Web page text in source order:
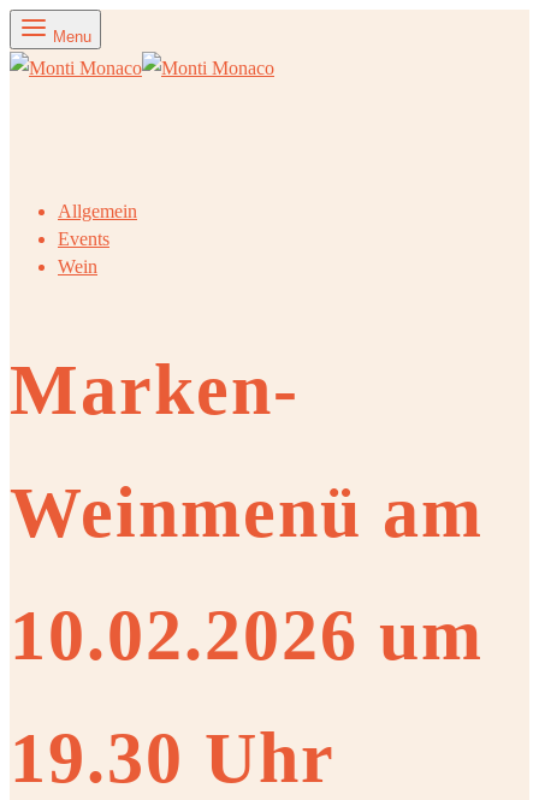
Menu
Allgemein
Events
Wein
Marken-
Weinmenü am
10.02.2026 um
19.30 Uhr